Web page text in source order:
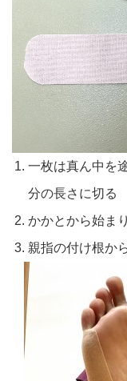
一枚は真ん中を
分の長さに切る
かかとから始ま
親指の付け根か